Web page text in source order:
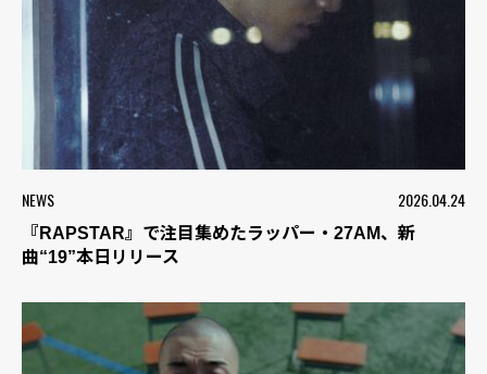
NEWS 2026.04.24
『RAPSTAR』で注目集めたラッパー・27AM、新
曲“19”本日リリース